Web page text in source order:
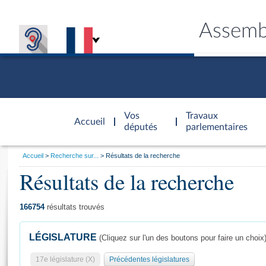
Accueil
d'accueil
Vos
députés
Travaux
parlementaires
Général
Vous
Accueil Recherche sur... Résultats de la recherche
Résultats de la recherche
166754résultats trouvés
LÉGISLATURE (Cliquez sur l'un des boutons pour faire un choix)
17e législature (X) Précédentes législatures